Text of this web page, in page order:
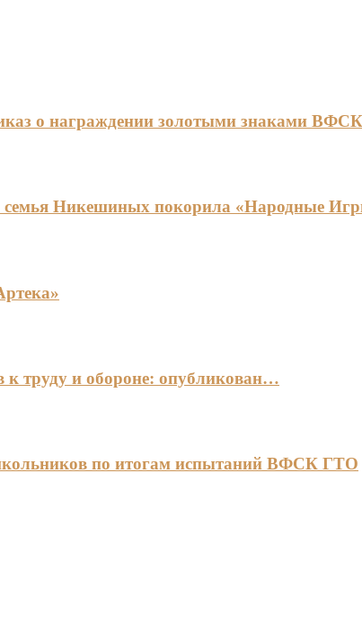
о награждении золотыми знаками
семья Никешиных покорила «Народные
к труду и обороне: опубликован…
по итогам испытаний ВФСК ГТО